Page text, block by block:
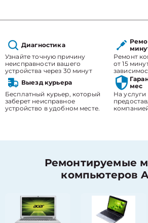
Диагностика
Узнайте точную причину
неисправности вашего
устройства через 30 минут
Ремонт
от 15
Выезд курьера
Бесплатный курьер, который
заберет неисправное
устройство в удобном месте.
мес
На услуги
Ремонтируемые
компьютеров